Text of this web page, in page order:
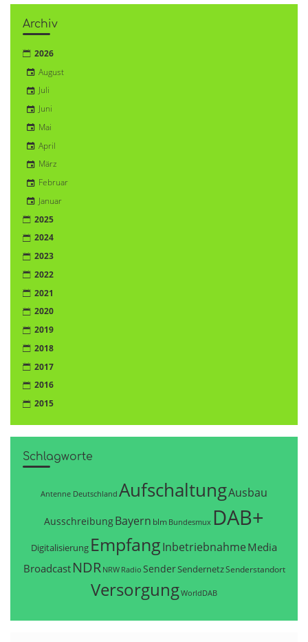
Archiv
2026
August
Juli
Juni
Mai
April
März
Februar
Januar
2025
2024
2023
2022
2021
2020
2019
2018
2017
2016
2015
Schlagworte
Antenne Deutschland AufschaltungAusbau
AusschreibungBayern blm Bundesmux DAB+
Digitalisierung EmpfangInbetriebnahme Media
Broadcast NDR NRW Radio SenderSendernetzSenderstandort
VersorgungWorldDAB